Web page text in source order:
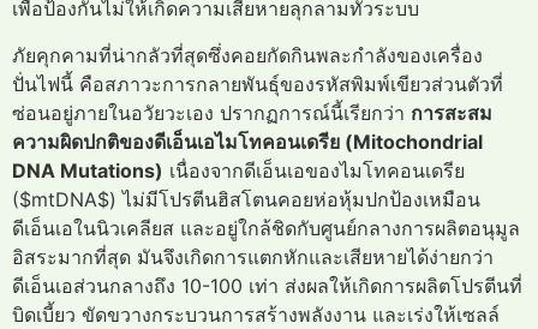
เพื่อป้องกันไม่ให้เกิดความเสียหายลุกลามทั่วระบบ
ภัยคุกคามที่น่ากลัวที่สุดซึ่งคอยกัดกินพละกำลังของเครื่อง
ปั่นไฟนี้ คือสภาวะการกลายพันธุ์ของรหัสพิมพ์เขียวส่วนตัวที่
ซ่อนอยู่ภายในอวัยวะเอง ปรากฏการณ์นี้เรียกว่า การสะสม
ความผิดปกติของดีเอ็นเอไมโทคอนเดรีย (Mitochondrial
DNA Mutations) เนื่องจากดีเอ็นเอของไมโทคอนเดรีย
($mtDNA$) ไม่มีโปรตีนฮิสโตนคอยห่อหุ้มปกป้องเหมือน
ดีเอ็นเอในนิวเคลียส และอยู่ใกล้ชิดกับศูนย์กลางการผลิตอนุมูล
อิสระมากที่สุด มันจึงเกิดการแตกหักและเสียหายได้ง่ายกว่า
ดีเอ็นเอส่วนกลางถึง 10-100 เท่า ส่งผลให้เกิดการผลิตโปรตีนที่
บิดเบี้ยว ขัดขวางกระบวนการสร้างพลังงาน และเร่งให้เซลล์